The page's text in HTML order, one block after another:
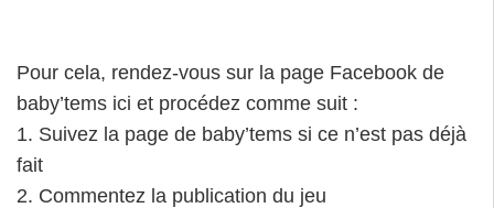
Pour cela, rendez-vous sur la page Facebook de
baby’tems ici et procédez comme suit :
1. Suivez la page de baby’tems si ce n’est pas déjà
fait
2. Commentez la publication du jeu